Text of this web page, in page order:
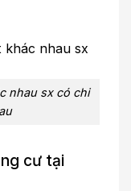
nhau sx có chi
cư tại